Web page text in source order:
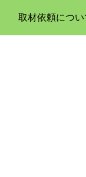
取材依頼につい